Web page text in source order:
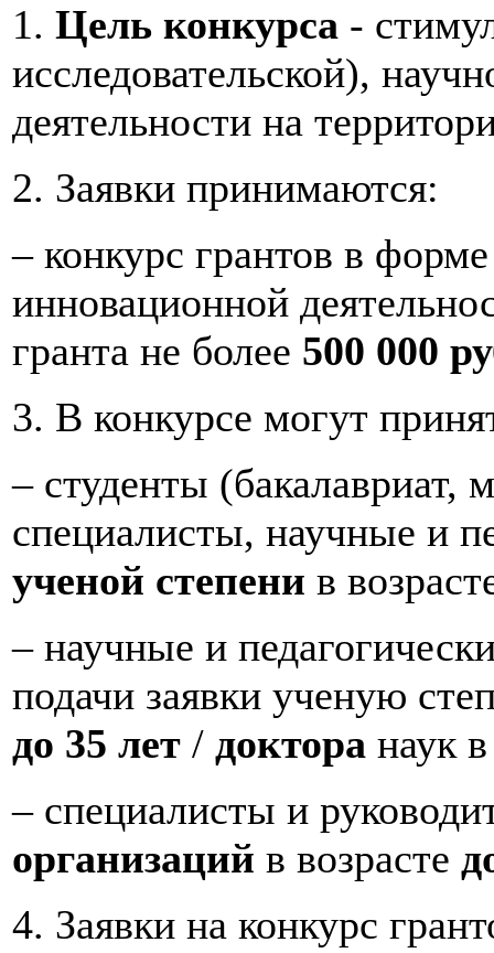
1. Цель конкурса -
исследовательской),
деятельности на
2. Заявки принимаются:
– конкурс грантов в
инновационной
гранта не более 500 000
3. В конкурсе могут
– студенты (бакалавриат,
специалисты, научные и
ученой степени в
– научные и
подачи заявки ученую
до 35 лет / доктора наук
– специалисты и
организаций в возрасте
4. Заявки на конкурс